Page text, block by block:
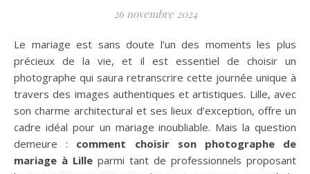
26 novembre 2024
Le mariage est sans doute l’un des moments les plus
précieux de la vie, et il est essentiel de choisir un
photographe qui saura retranscrire cette journée unique à
travers des images authentiques et artistiques. Lille, avec
son charme architectural et ses lieux d’exception, offre un
cadre idéal pour un mariage inoubliable. Mais la question
demeure : comment choisir son photographe de
mariage à Lille parmi tant de professionnels proposant